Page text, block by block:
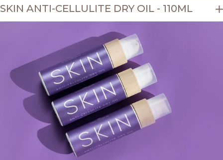
SKIN ANTI-CELLULITE DRY OIL - 110ML